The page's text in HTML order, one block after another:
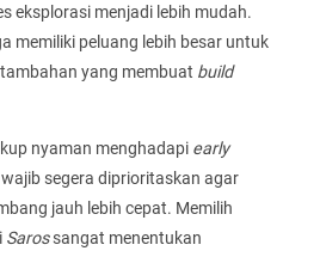
eksplorasi menjadi lebih mudah.
memiliki peluang lebih besar untuk
yang membuat build
nyaman menghadapi early
segera diprioritaskan agar
jauh lebih cepat. Memilih
Sarossangat menentukan